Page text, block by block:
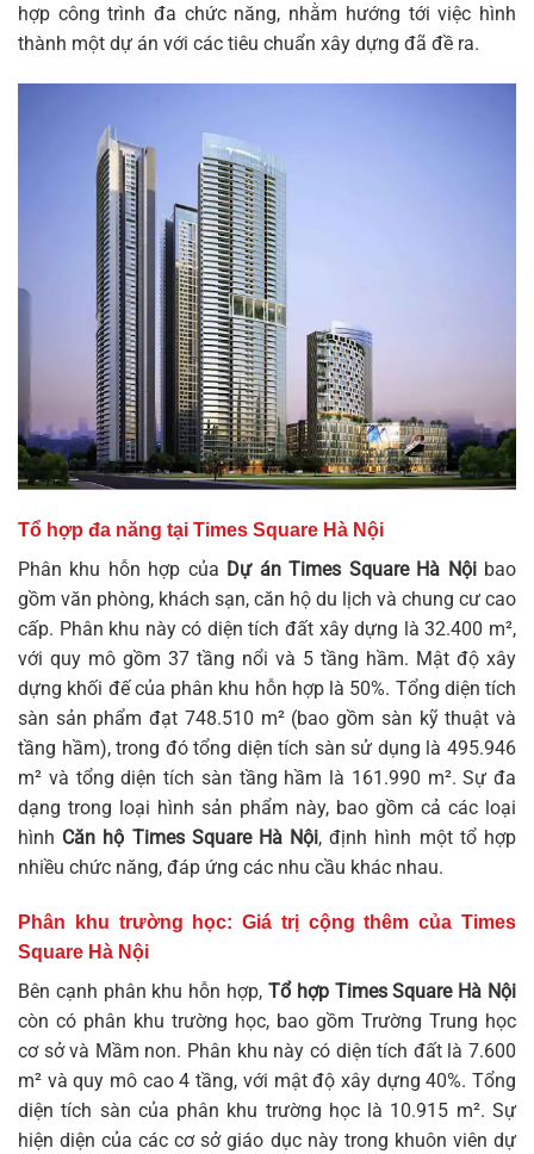
hợp công trình đa chức năng, nhằm hướng tới việc hình
thành một dự án với các tiêu chuẩn xây dựng đã đề ra.
Tổ hợp đa năng tại Times Square Hà Nội
Phân khu hỗn hợp của Dự án Times Square Hà Nộibao
gồm văn phòng, khách sạn, căn hộ du lịch và chung cư cao
cấp. Phân khu này có diện tích đất xây dựng là 32.400 m²,
với quy mô gồm 37 tầng nổi và 5 tầng hầm. Mật độ xây
dựng khối đế của phân khu hỗn hợp là 50%. Tổng diện tích
sàn sản phẩm đạt 748.510 m² (bao gồm sàn kỹ thuật và
tầng hầm), trong đó tổng diện tích sàn sử dụng là 495.946
m² và tổng diện tích sàn tầng hầm là 161.990 m². Sự đa
dạng trong loại hình sản phẩm này, bao gồm cả các loại
hình Căn hộ Times Square Hà Nội, định hình một tổ hợp
nhiều chức năng, đáp ứng các nhu cầu khác nhau.
Phân khu trường học: Giá trị cộng thêm của Times
Square Hà Nội
Bên cạnh phân khu hỗn hợp, Tổ hợp Times Square Hà Nội
còn có phân khu trường học, bao gồm Trường Trung học
cơ sở và Mầm non. Phân khu này có diện tích đất là 7.600
m² và quy mô cao 4 tầng, với mật độ xây dựng 40%. Tổng
diện tích sàn của phân khu trường học là 10.915 m². Sự
hiện diện của các cơ sở giáo dục này trong khuôn viên dự